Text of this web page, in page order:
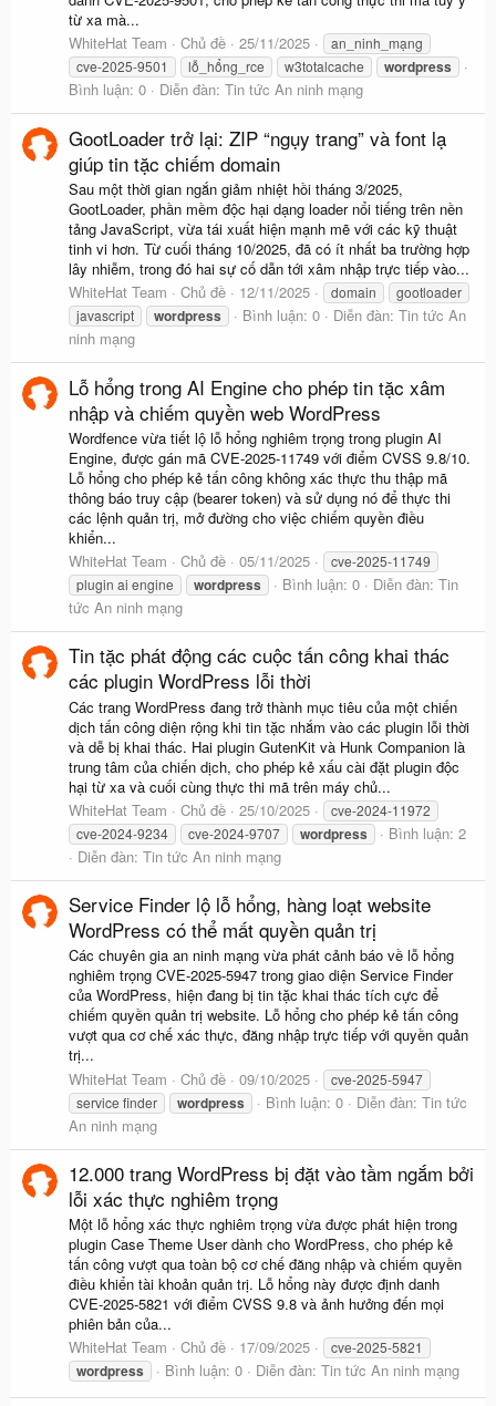
từ xa mà...
WhiteHat Team
Chủ đề 25/11/2025
an_ninh_mạng
cve-2025-9501
lỗ_hổng_rce w3totalcache wordpress
Bình luận: 0 Diễn đàn: Tin tức An ninh mạng
GootLoader trở lại: ZIP “ngụy trang” và font lạ
giúp tin tặc chiếm domain
Sau một thời gian ngắn giảm nhiệt hồi tháng 3/2025,
GootLoader, phần mềm độc hại dạng loader nổi tiếng trên nền
tảng JavaScript, vừa tái xuất hiện mạnh mẽ với các kỹ thuật
tinh vi hơn. Từ cuối tháng 10/2025, đã có ít nhất ba trường hợp
lây nhiễm, trong đó hai sự cố dẫn tới xâm nhập trực tiếp vào...
WhiteHat Team
Chủ đề 12/11/2025 domain
gootloader
javascript
wordpress Bình luận: 0 Diễn đàn: Tin tức An
ninh mạng
Lỗ hổng trong AI Engine cho phép tin tặc xâm
nhập và chiếm quyền web WordPress
Wordfence vừa tiết lộ lỗ hổng nghiêm trọng trong plugin AI
Engine, được gán mã CVE-2025-11749 với điểm CVSS 9.8/10.
Lỗ hổng cho phép kẻ tấn công không xác thực thu thập mã
thông báo truy cập (bearer token) và sử dụng nó để thực thi
các lệnh quản trị, mở đường cho việc chiếm quyền điều
khiển...
WhiteHat Team
Chủ đề 05/11/2025
cve-2025-11749
plugin ai engine
wordpress Bình luận: 0 Diễn đàn: Tin
tức An ninh mạng
Tin tặc phát động các cuộc tấn công khai thác
các plugin WordPress lỗi thời
Các trang WordPress đang trở thành mục tiêu của một chiến
dịch tấn công diện rộng khi tin tặc nhắm vào các plugin lỗi thời
và dễ bị khai thác. Hai plugin GutenKit và Hunk Companion là
trung tâm của chiến dịch, cho phép kẻ xấu cài đặt plugin độc
hại từ xa và cuối cùng thực thi mã trên máy chủ...
WhiteHat Team
Chủ đề 25/10/2025
cve-2024-11972
cve-2024-9234
cve-2024-9707 wordpress
Bình luận: 2
Diễn đàn: Tin tức An ninh mạng
Service Finder lộ lỗ hổng, hàng loạt website
WordPress có thể mất quyền quản trị
Các chuyên gia an ninh mạng vừa phát cảnh báo về lỗ hổng
nghiêm trọng CVE-2025-5947 trong giao diện Service Finder
của WordPress, hiện đang bị tin tặc khai thác tích cực để
chiếm quyền quản trị website. Lỗ hổng cho phép kẻ tấn công
vượt qua cơ chế xác thực, đăng nhập trực tiếp với quyền quản
trị...
WhiteHat Team
Chủ đề 09/10/2025
cve-2025-5947
service finder
wordpress Bình luận: 0 Diễn đàn: Tin tức
An ninh mạng
12.000 trang WordPress bị đặt vào tầm ngắm bởi
lỗi xác thực nghiêm trọng
Một lỗ hổng xác thực nghiêm trọng vừa được phát hiện trong
plugin Case Theme User dành cho WordPress, cho phép kẻ
tấn công vượt qua toàn bộ cơ chế đăng nhập và chiếm quyền
điều khiển tài khoản quản trị. Lỗ hổng này được định danh
CVE-2025-5821 với điểm CVSS 9.8 và ảnh hưởng đến mọi
phiên bản của...
WhiteHat Team
Chủ đề 17/09/2025 cve-2025-5821
wordpress Bình luận: 0 Diễn đàn: Tin tức An ninh mạng